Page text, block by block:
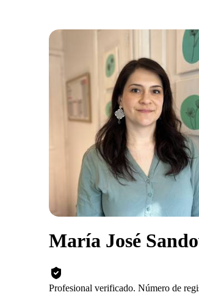
María José
Profesional verificado. Número de